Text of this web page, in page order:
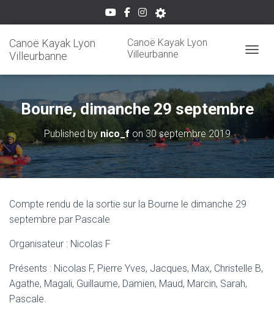
Canoë Kayak Lyon
Villeurbanne
Canoë Kayak Lyon
Villeurbanne
Bourne, dimanche 29 septembre
Published by nico_f on30 septembre 2019
Compte rendu de la sortie sur la Bourne le dimanche 29
septembre par Pascale
Organisateur : Nicolas F
Présents : Nicolas F, Pierre Yves, Jacques, Max, Christelle B,
Agathe, Magali, Guillaume, Damien, Maud, Marcin, Sarah,
Pascale.